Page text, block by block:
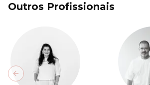
Outros Profissionais
Previous slide